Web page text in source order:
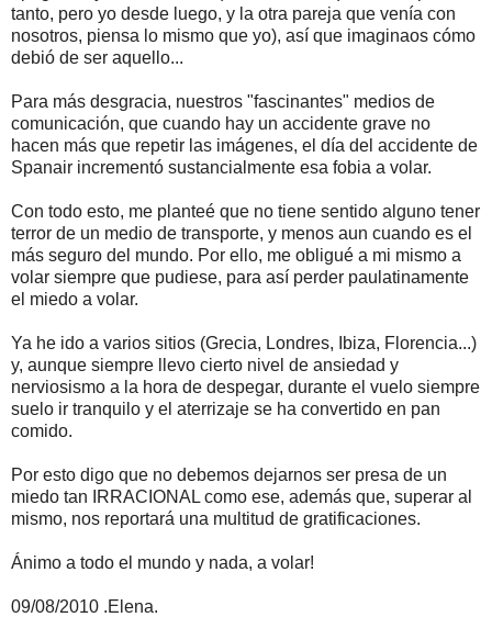
tanto, pero yo desde luego, y la otra pareja que venía con
nosotros, piensa lo mismo que yo), así que imaginaos cómo
debió de ser aquello...
Para más desgracia, nuestros "fascinantes" medios de
comunicación, que cuando hay un accidente grave no
hacen más que repetir las imágenes, el día del accidente de
Spanair incrementó sustancialmente esa fobia a volar.
Con todo esto, me planteé que no tiene sentido alguno tener
terror de un medio de transporte, y menos aun cuando es el
más seguro del mundo. Por ello, me obligué a mi mismo a
volar siempre que pudiese, para así perder paulatinamente
el miedo a volar.
Ya he ido a varios sitios (Grecia, Londres, Ibiza, Florencia...)
y, aunque siempre llevo cierto nivel de ansiedad y
nerviosismo a la hora de despegar, durante el vuelo siempre
suelo ir tranquilo y el aterrizaje se ha convertido en pan
comido.
Por esto digo que no debemos dejarnos ser presa de un
miedo tan IRRACIONAL como ese, además que, superar al
mismo, nos reportará una multitud de gratificaciones.
Ánimo a todo el mundo y nada, a volar!
09/08/2010 .Elena.